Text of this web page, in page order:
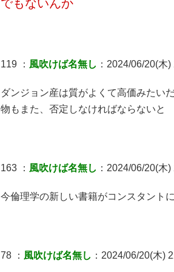
でもないんか
119 ： 風吹けば名無し ：2024/06/20(木
ダンジョン産は質がよくて高価みたい
物もまた、否定しなければならないと
163 ： 風吹けば名無し ：2024/06/20(木
今倫理学の新しい書籍がコンスタント
78 ： 風吹けば名無し ：2024/06/20(木)